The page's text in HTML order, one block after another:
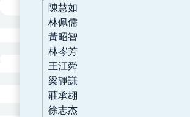
陳慧如
林佩儒
黃昭智
林岑芳
王江舜
梁靜謙
莊承翃
徐志杰